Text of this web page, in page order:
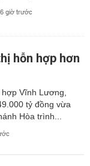
giờ trước
hỗn hợp hơn
Vĩnh Lương,
tỷ đồng vừa
Hòa trình...